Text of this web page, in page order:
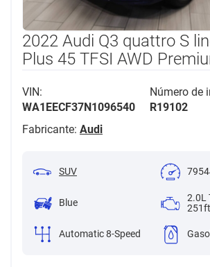
2022 Audi Q3 quattro S
Plus 45 TFSI AWD
VIN:
WA1EECF37N1096540
Número de
R19102
Fabricante: Audi
SUV
Blue
2.0L
Automatic 8-Speed